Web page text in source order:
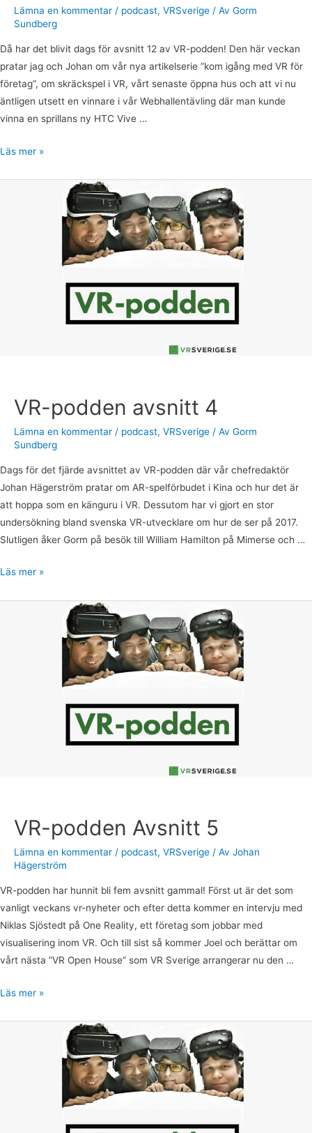
Lämna en kommentar / podcast, VRSverige / Av Gorm
Sundberg
Då har det blivit dags för avsnitt 12 av VR-podden! Den här veckan
pratar jag och Johan om vår nya artikelserie ”kom igång med VR för
företag”, om skräckspel i VR, vårt senaste öppna hus och att vi nu
äntligen utsett en vinnare i vår Webhallentävling där man kunde
vinna en sprillans ny HTC Vive …
Läs mer »
VR-podden avsnitt 4
Lämna en kommentar / podcast, VRSverige / Av Gorm
Sundberg
Dags för det fjärde avsnittet av VR-podden där vår chefredaktör
Johan Hägerström pratar om AR-spelförbudet i Kina och hur det är
att hoppa som en känguru i VR. Dessutom har vi gjort en stor
undersökning bland svenska VR-utvecklare om hur de ser på 2017.
Slutligen åker Gorm på besök till William Hamilton på Mimerse och …
Läs mer »
VR-podden Avsnitt 5
Lämna en kommentar / podcast, VRSverige / Av Johan
Hägerström
VR-podden har hunnit bli fem avsnitt gammal! Först ut är det som
vanligt veckans vr-nyheter och efter detta kommer en intervju med
Niklas Sjöstedt på One Reality, ett företag som jobbar med
visualisering inom VR. Och till sist så kommer Joel och berättar om
vårt nästa ”VR Open House” som VR Sverige arrangerar nu den …
Läs mer »